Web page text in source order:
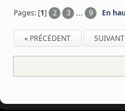
Pages: [1] 2 3 ... 9 En
« PRÉCÉDENT